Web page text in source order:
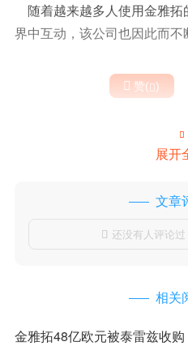
随着越来越多人使用金雅
界中互动，该公司也因此而不
 赞()

展开
文章
 还没有人评论过
相关
金雅拓48亿欧元被泰雷兹收购